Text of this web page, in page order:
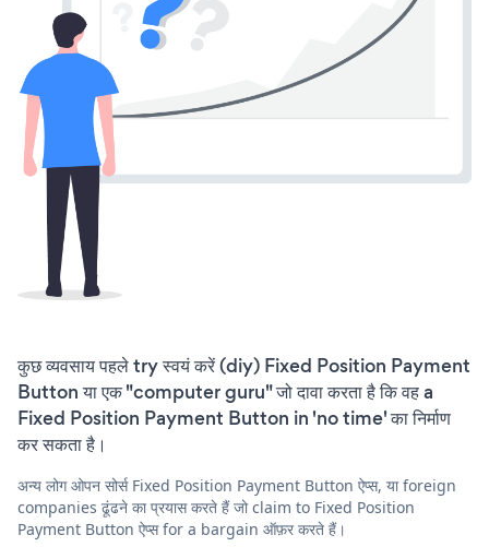
कुछ व्यवसाय पहले try स्वयं करें (diy) Fixed Position Payment
Button या एक "computer guru" जो दावा करता है कि वह a
Fixed Position Payment Button in 'no time' का निर्माण
कर सकता है।
अन्य लोग ओपन सोर्स Fixed Position Payment Button ऐप्स, या foreign
companies ढूंढने का प्रयास करते हैं जो claim to Fixed Position
Payment Button ऐप्स for a bargain ऑफ़र करते हैं।